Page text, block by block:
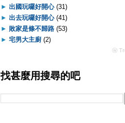
► 出國玩囉好開心 (31)
► 出去玩囉好開心 (41)
► 敗家是條不歸路 (53)
► 宅男大主廚 (2)
ⓦ
找甚麼用搜尋的吧